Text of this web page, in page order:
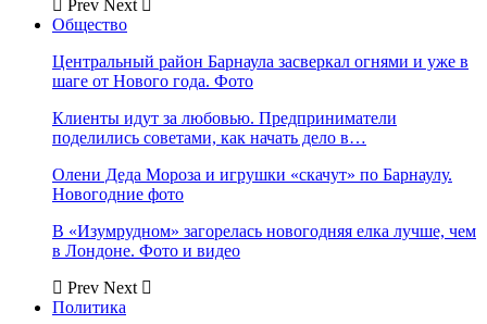
Prev Next
Общество
Центральный район Барнаула засверкал огнями и уже в
шаге от Нового года. Фото
Клиенты идут за любовью. Предприниматели
поделились советами, как начать дело в…
Олени Деда Мороза и игрушки «скачут» по Барнаулу.
Новогодние фото
В «Изумрудном» загорелась новогодняя елка лучше, чем
в Лондоне. Фото и видео
Prev Next
Политика